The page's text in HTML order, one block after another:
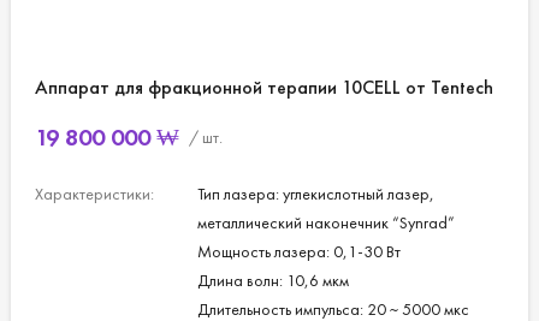
Аппарат для фракционной терапии 10CELL от Tentech
19 800 000 ₩ / шт.
Характеристики:
Тип лазера: углекислотный лазер,
металлический наконечник “Synrad”
Мощность лазера: 0,1-30 Вт
Длина волн: 10,6 мкм
Длительность импульса: 20 ~ 5000 мкс